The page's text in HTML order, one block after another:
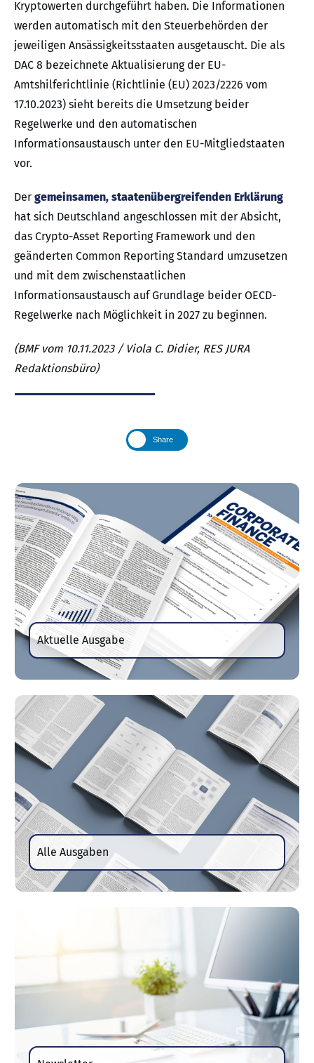
Kryptowerten durchgeführt haben. Die Informationen
werden automatisch mit den Steuerbehörden der
jeweiligen Ansässigkeitsstaaten ausgetauscht. Die als
DAC 8 bezeichnete Aktualisierung der EU-
Amtshilferichtlinie (Richtlinie (EU) 2023/2226 vom
17.10.2023) sieht bereits die Umsetzung beider
Regelwerke und den automatischen
Informationsaustausch unter den EU-Mitgliedstaaten
vor.
Der gemeinsamen, staatenübergreifenden Erklärung
hat sich Deutschland angeschlossen mit der Absicht,
das Crypto-Asset Reporting Framework und den
geänderten Common Reporting Standard umzusetzen
und mit dem zwischenstaatlichen
Informationsaustausch auf Grundlage beider OECD-
Regelwerke nach Möglichkeit in 2027 zu beginnen.
(BMF vom 10.11.2023 / Viola C. Didier, RES JURA
Redaktionsbüro)
Share
Aktuelle Ausgabe
Alle Ausgaben